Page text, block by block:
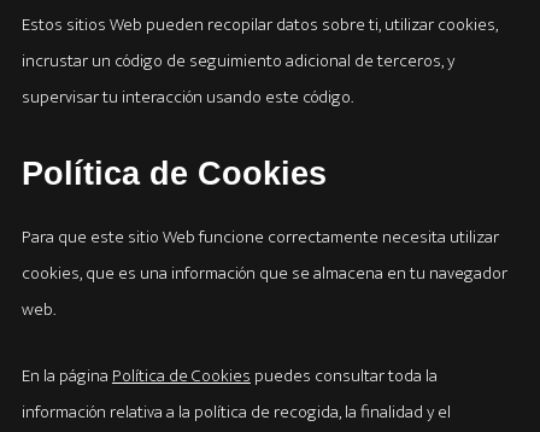
Estos sitios Web pueden recopilar datos sobre ti, utilizar cookies,
incrustar un código de seguimiento adicional de terceros, y
supervisar tu interacción usando este código.
Política de Cookies
Para que este sitio Web funcione correctamente necesita utilizar
cookies, que es una información que se almacena en tu navegador
web.
En la páginaPolítica de Cookiespuedes consultar toda la
información relativa a la política de recogida, la finalidad y el